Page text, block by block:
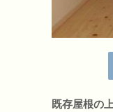
既存屋根の